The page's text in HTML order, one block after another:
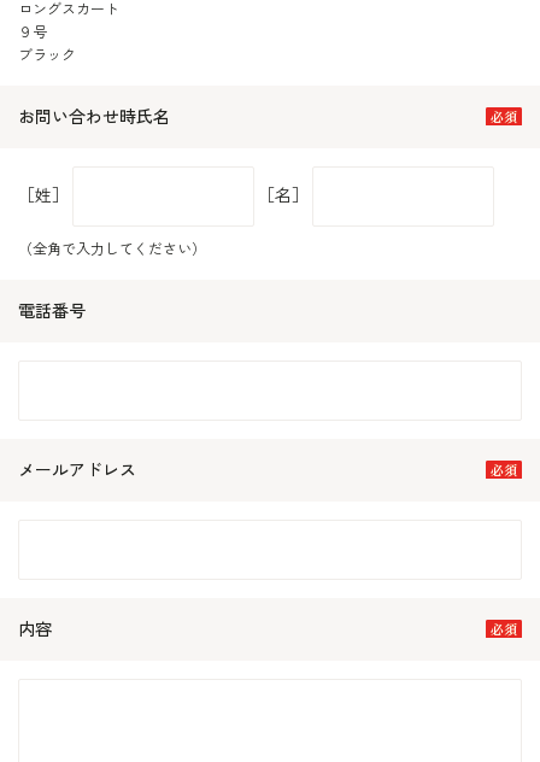
ロングスカート
９号
ブラック
お問い合わせ時氏名
［姓］ ［名］
（全角で入力してください）
電話番号
メールアドレス
内容